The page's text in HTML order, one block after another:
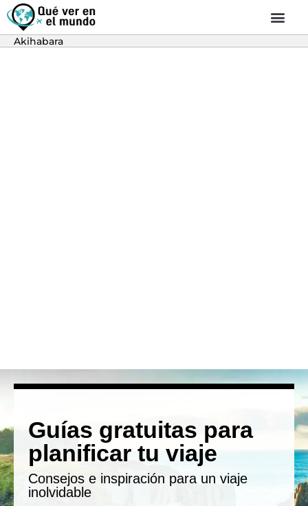
Akihabara
Guías gratuitas para
planificar tu viaje
Consejos e inspiración para un viaje
inolvidable